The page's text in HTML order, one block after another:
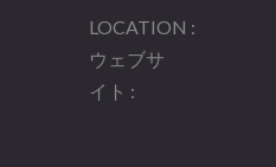
LOCATION
ウェブサ
イト